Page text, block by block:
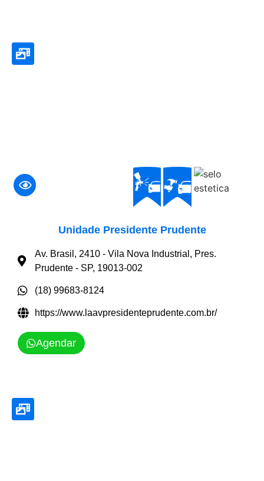
Unidade Presidente Prudente
Av. Brasil, 2410 - Vila Nova Industrial, Pres.
Prudente - SP, 19013-002
(18) 99683-8124
https://www.laavpresidenteprudente.com.br/
Agendar